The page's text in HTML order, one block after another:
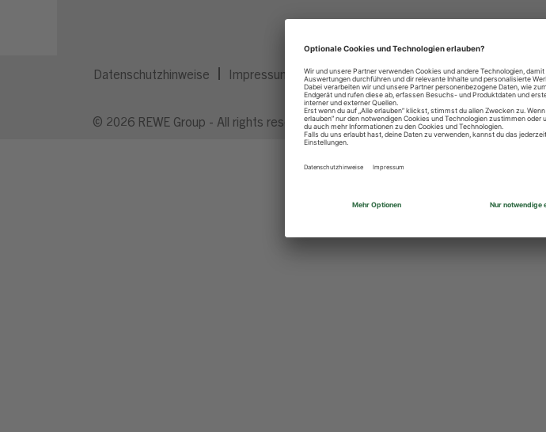
Datenschutzhinweise Impressum Privatsphäre-Einstellungen
© 2026 REWE Group - All rights reserved